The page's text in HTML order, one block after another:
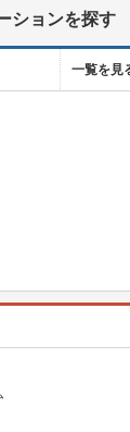
ションを探す
一覧を見